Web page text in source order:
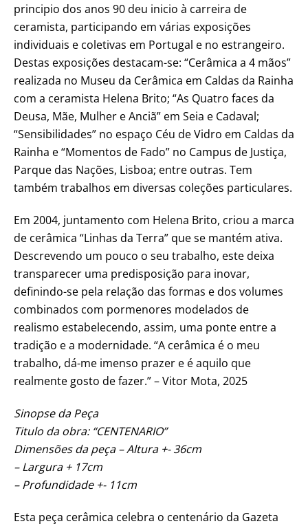
principio dos anos 90 deu inicio à carreira de
ceramista, participando em várias exposições
individuais e coletivas em Portugal e no estrangeiro.
Destas exposições destacam-se: “Cerâmica a 4 mãos”
realizada no Museu da Cerâmica em Caldas da Rainha
com a ceramista Helena Brito; “As Quatro faces da
Deusa, Mãe, Mulher e Anciã” em Seia e Cadaval;
“Sensibilidades” no espaço Céu de Vidro em Caldas da
Rainha e “Momentos de Fado” no Campus de Justiça,
Parque das Nações, Lisboa; entre outras. Tem
também trabalhos em diversas coleções particulares.
Em 2004, juntamento com Helena Brito, criou a marca
de cerâmica “Linhas da Terra” que se mantém ativa.
Descrevendo um pouco o seu trabalho, este deixa
transparecer uma predisposição para inovar,
definindo-se pela relação das formas e dos volumes
combinados com pormenores modelados de
realismo estabelecendo, assim, uma ponte entre a
tradição e a modernidade. “A cerâmica é o meu
trabalho, dá-me imenso prazer e é aquilo que
realmente gosto de fazer.” – Vitor Mota, 2025
Sinopse da Peça
Titulo da obra: “CENTENARIO”
Dimensões da peça – Altura +- 36cm
– Largura + 17cm
– Profundidade +- 11cm
Esta peça cerâmica celebra o centenário da Gazeta